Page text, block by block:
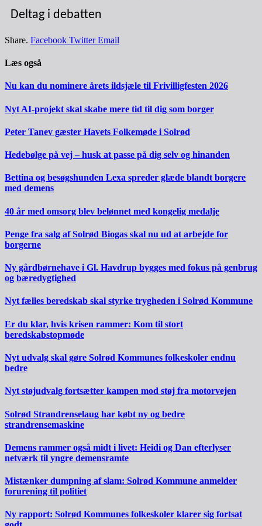
Deltag i debatten
Share. Facebook Twitter Email
Læs også
Nu kan du nominere årets ildsjæle til Frivilligfesten 2026
Nyt AI-projekt skal skabe mere tid til dig som borger
Peter Tanev gæster Havets Folkemøde i Solrød
Hedebølge på vej – husk at passe på dig selv og hinanden
Bettina og besøgshunden Lexa spreder glæde blandt borgere
med demens
40 år med omsorg blev belønnet med kongelig medalje
Penge fra salg af Solrød Biogas skal nu ud at arbejde for
borgerne
Ny gårdbørnehave i Gl. Havdrup bygges med fokus på genbrug
og bæredygtighed
Nyt fælles beredskab skal styrke trygheden i Solrød Kommune
Er du klar, hvis krisen rammer: Kom til stort
beredskabstopmøde
Nyt udvalg skal gøre Solrød Kommunes folkeskoler endnu
bedre
Nyt støjudvalg fortsætter kampen mod støj fra motorvejen
Solrød Strandrenselaug har købt ny og bedre
strandrensemaskine
Demens rammer også midt i livet: Heidi og Dan efterlyser
netværk til yngre demensramte
Mistænker dumpning af slam: Solrød Kommune anmelder
forurening til politiet
Ny rapport: Solrød Kommunes folkeskoler klarer sig fortsat